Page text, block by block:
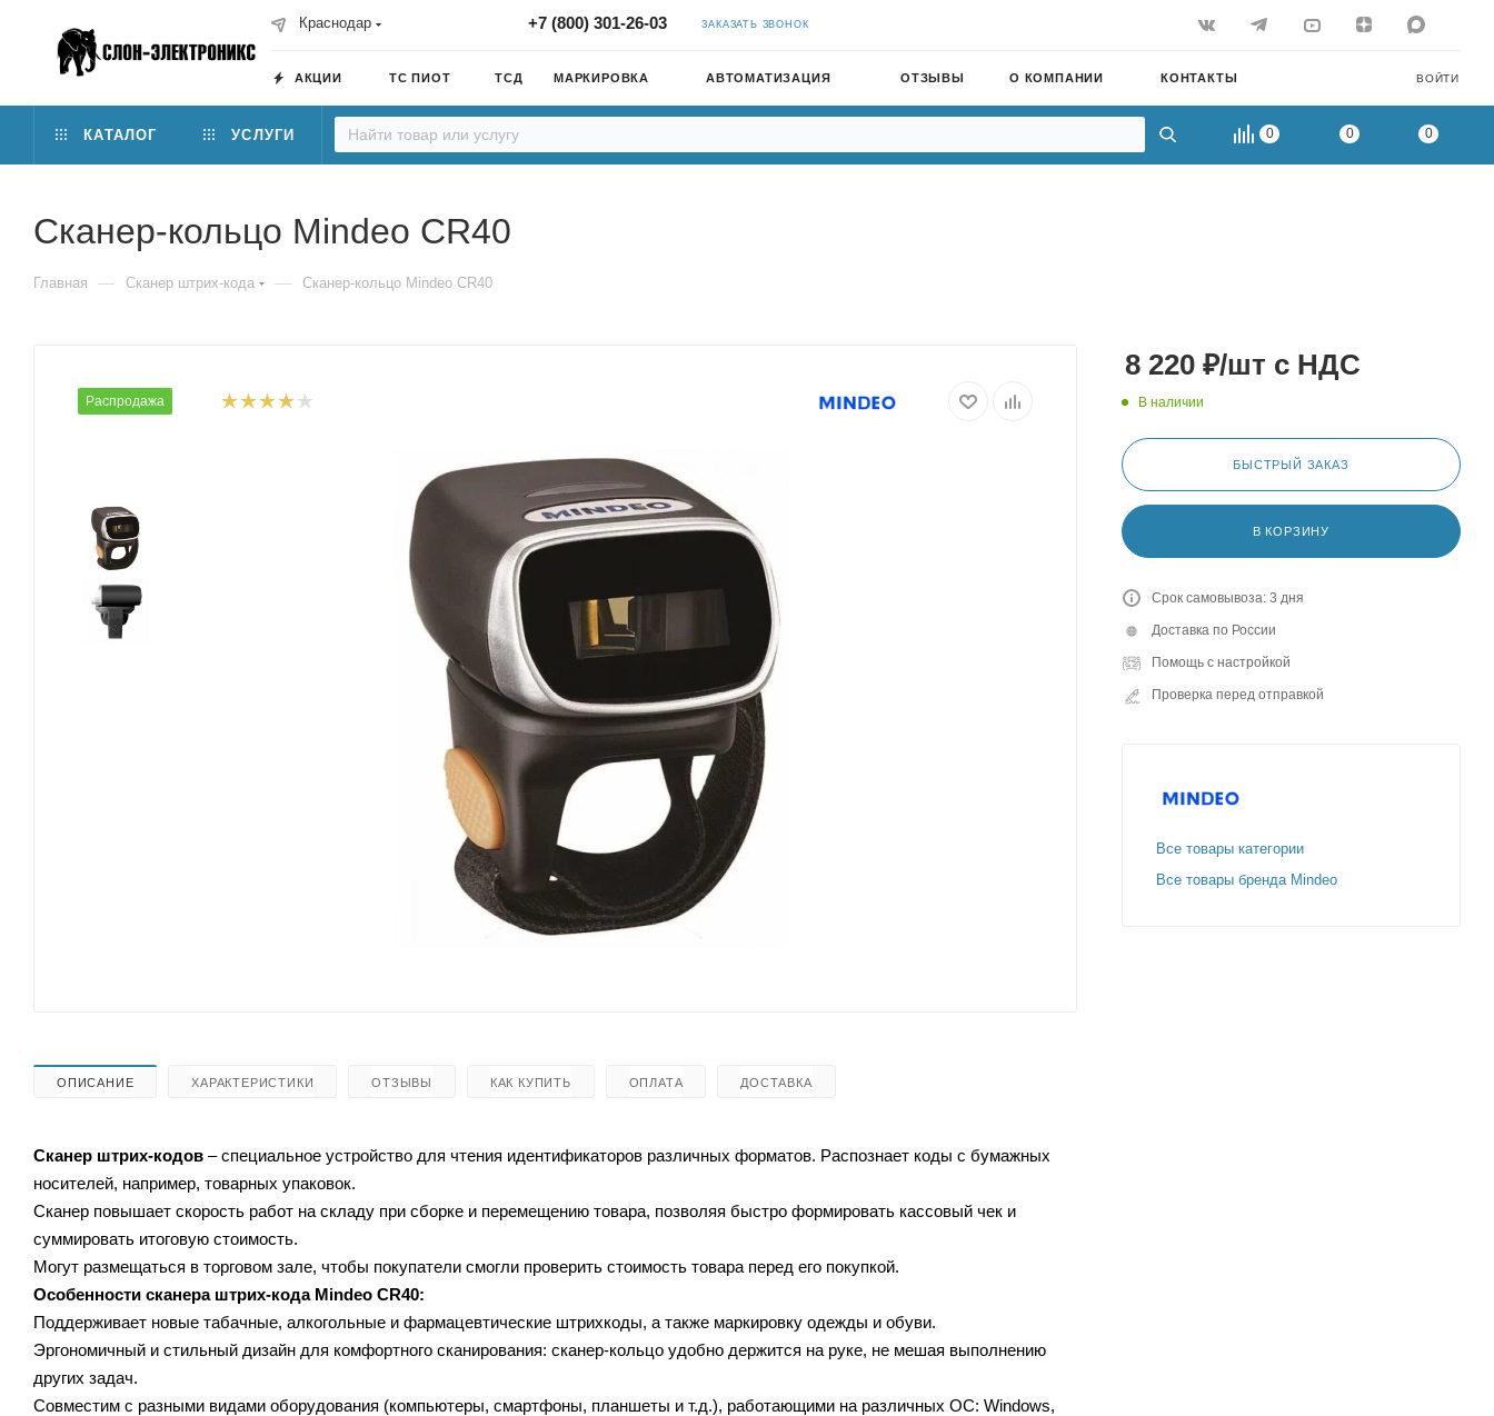
Краснодар +7 (800) 301-26-03 ЗАКАЗАТЬ ЗВОНОК
ВОЙТИ
АКЦИИ ТС ПИОТ ТСД МАРКИРОВКА АВТОМАТИЗАЦИЯ ОТЗЫВЫ О КОМПАНИИ КОНТАКТЫ
0 0 0
КАТАЛОГ УСЛУГИ
Сканер-кольцо Mindeo CR40
Главная — Сканер штрих-кода — Сканер-кольцо Mindeo CR40
Распродажа
ОПИСАНИЕ ХАРАКТЕРИСТИКИ ОТЗЫВЫ КАК КУПИТЬ ОПЛАТА ДОСТАВКА
Сканер штрих-кодов – специальное устройство для чтения идентификаторов различных форматов. Распознает коды с бумажных
носителей, например, товарных упаковок.
Сканер повышает скорость работ на складу при сборке и перемещению товара, позволяя быстро формировать кассовый чек и
суммировать итоговую стоимость.
Могут размещаться в торговом зале, чтобы покупатели смогли проверить стоимость товара перед его покупкой.
Особенности сканера штрих-кода Mindeo CR40:
Поддерживает новые табачные, алкогольные и фармацевтические штрихкоды, а также маркировку одежды и обуви.
Эргономичный и стильный дизайн для комфортного сканирования: сканер-кольцо удобно держится на руке, не мешая выполнению
других задач.
Совместим с разными видами оборудования (компьютеры, смартфоны, планшеты и т.д.), работающими на различных ОС: Windows,
8 220 ₽/шт с НДС
В наличии
БЫСТРЫЙ ЗАКАЗ
В КОРЗИНУ
Срок самовывоза: 3 дня
Доставка по России
Помощь с настройкой
Проверка перед отправкой
Все товары категории
Все товары бренда Mindeo